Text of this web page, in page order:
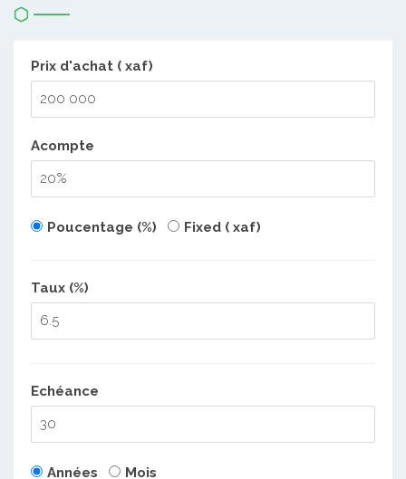
Prix d'achat ( xaf)
Acompte
Poucentage (%) Fixed ( xaf)
Taux (%)
Echéance
Années Mois